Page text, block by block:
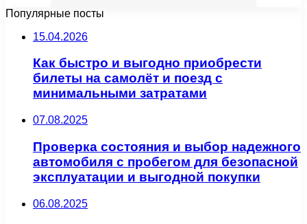
Популярные посты
15.04.2026
Как быстро и выгодно приобрести
билеты на самолёт и поезд с
минимальными затратами
07.08.2025
Проверка состояния и выбор надежного
автомобиля с пробегом для безопасной
эксплуатации и выгодной покупки
06.08.2025